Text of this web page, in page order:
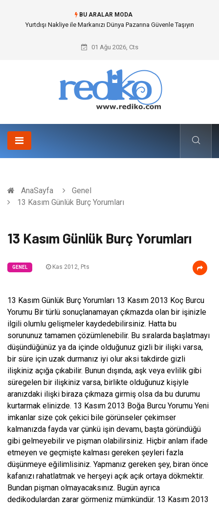
BU ARALAR MODA
İnternetsiz Bir Gün Nedir ve Neden Önemlidir?
01 Ağu 2026, Cts
AnaSayfa
Genel
13 Kasım Günlük Burç Yorumları
13 Kasım Günlük Burç Yorumları
GENEL Kas 2012, Pts
13 Kasım Günlük Burç Yorumları 13 Kasım 2013 Koç Burcu
Yorumu Bir türlü sonuçlanamayan çıkmazda olan bir işinizle
ilgili olumlu gelişmeler kaydedebilirsiniz. Hatta bu
sorununuz tamamen çözümlenebilir. Bu sıralarda başlatmayı
düşündüğünüz ya da içinde olduğunuz gizli bir ilişki varsa,
bir süre için uzak durmanız iyi olur aksi takdirde gizli
ilişkiniz açığa çıkabilir. Bunun dışında, aşk veya evlilik gibi
süregelen bir ilişkiniz varsa, birlikte olduğunuz kişiyle
aranızdaki ilişki biraza çıkmaza girmiş olsa da bu durumu
kurtarmak elinizde. 13 Kasım 2013 Boğa Burcu Yorumu Yeni
imkanlar size çok çekici bile görünseler çekimser
kalmanızda fayda var çünkü işin devamı, başta göründüğü
gibi gelmeyebilir ve pişman olabilirsiniz. Hiçbir anlam ifade
etmeyen ve geçmişte kalması gereken şeyleri fazla
düşünmeye eğilimlisiniz. Yapmanız gereken şey, biran önce
kafanızı rahatlatmak ve herşeyi açık açık ortaya dökmektir.
Bundan pişman olmayacaksınız. Bugün ayrıca
dedikodulardan zarar görmeniz mümkündür. 13 Kasım 2013